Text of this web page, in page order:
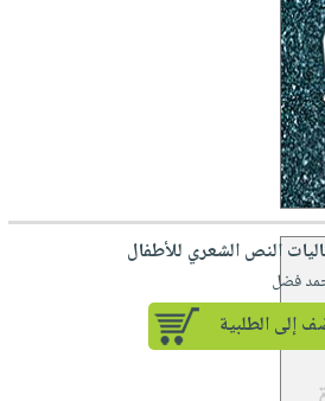
النص الشعري للأطفال
فضل
إلى الطلبية